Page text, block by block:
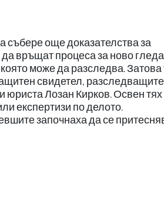
събере още доказателства за
връщат процеса за ново
може да разследва. Затова
свидетел, разследващите
Лозан Кирков. Освен тях
експертизи по делото.
започнаха да се